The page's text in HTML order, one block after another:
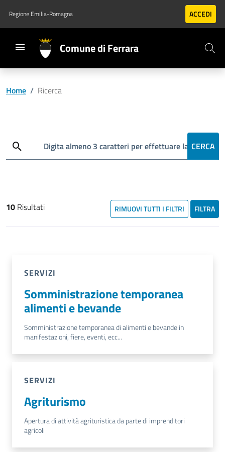
Vai al contenuto principale
Vai al footer
Regione Emilia-Romagna ACCEDI
Comune di Ferrara
Home / Ricerca
Digita almeno 3 caratteri per effettuare la ricerca
CERCA
10 Risultati RIMUOVI TUTTI I FILTRI FILTRA
SERVIZI
Somministrazione temporanea
alimenti e bevande
Somministrazione temporanea di alimenti e bevande in
manifestazioni, fiere, eventi, ecc...
SERVIZI
Agriturismo
Apertura di attività agrituristica da parte di imprenditori
agricoli